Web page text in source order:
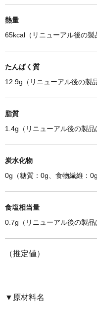
熱量
65kcal（リニューアル後の製
たんぱく質
12.9g（リニューアル後の製
脂質
1.4g（リニューアル後の製品
炭水化物
0g（糖質：0g、食物繊維：0g
食塩相当量
0.7g（リニューアル後の製品
（推定値）
▼原材料名